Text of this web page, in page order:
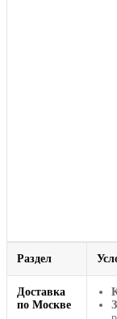
Раздел
Доставка
по Москве